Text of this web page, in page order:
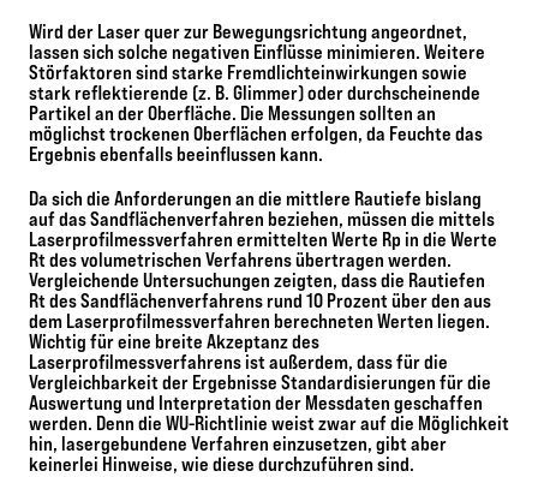
Wird der Laser quer zur Bewegungsrichtung angeordnet,
lassen sich solche negativen Einflüsse minimieren. Weitere
Störfaktoren sind starke Fremdlichteinwirkungen sowie
stark reflektierende (z. B. Glimmer) oder durchscheinende
Partikel an der Oberfläche. Die Messungen sollten an
möglichst trockenen Oberflächen erfolgen, da Feuchte das
Ergebnis ebenfalls beeinflussen kann.
Da sich die Anforderungen an die mittlere Rautiefe bislang
auf das Sandflächenverfahren beziehen, müssen die mittels
Laserprofilmessverfahren ermittelten Werte Rp in die Werte
Rt des volumetrischen Verfahrens übertragen werden.
Vergleichende Untersuchungen zeigten, dass die Rautiefen
Rt des Sandflächenverfahrens rund 10 Prozent über den aus
dem Laserprofilmessverfahren berechneten Werten liegen.
Wichtig für eine breite Akzeptanz des
Laserprofilmessverfahrens ist außerdem, dass für die
Vergleichbarkeit der Ergebnisse Standardisierungen für die
Auswertung und Interpretation der Messdaten geschaffen
werden. Denn die WU-Richtlinie weist zwar auf die Möglichkeit
hin, lasergebundene Verfahren einzusetzen, gibt aber
keinerlei Hinweise, wie diese durchzuführen sind.